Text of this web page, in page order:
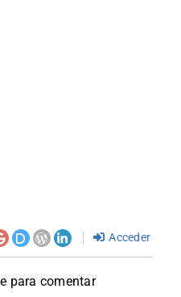
Acceder
para comentar